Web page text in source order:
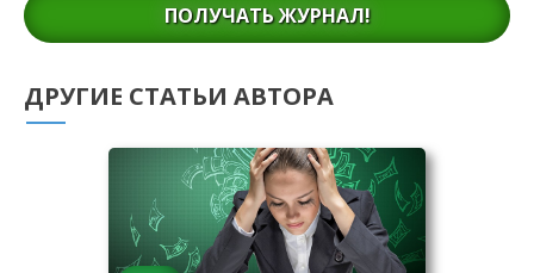
ПОЛУЧАТЬ ЖУРНАЛ!
ДРУГИЕ СТАТЬИ АВТОРА